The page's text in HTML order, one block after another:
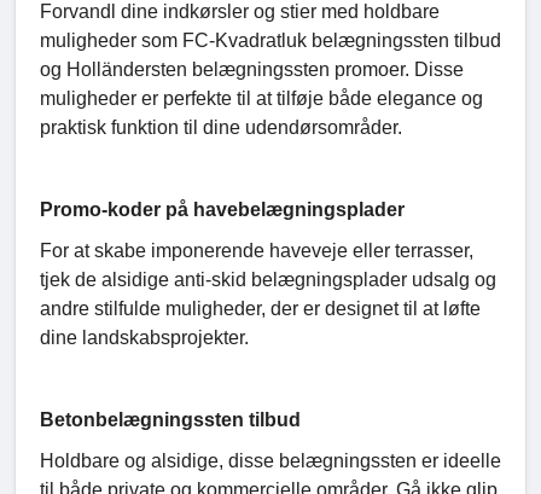
Forvandl dine indkørsler og stier med holdbare
muligheder som FC-Kvadratluk belægningssten tilbud
og Holländersten belægningssten promoer. Disse
muligheder er perfekte til at tilføje både elegance og
praktisk funktion til dine udendørsområder.
Promo-koder på havebelægningsplader
For at skabe imponerende haveveje eller terrasser,
tjek de alsidige anti-skid belægningsplader udsalg og
andre stilfulde muligheder, der er designet til at løfte
dine landskabsprojekter.
Betonbelægningssten tilbud
Holdbare og alsidige, disse belægningssten er ideelle
til både private og kommercielle områder. Gå ikke glip